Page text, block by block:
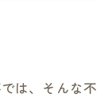
は、そんな